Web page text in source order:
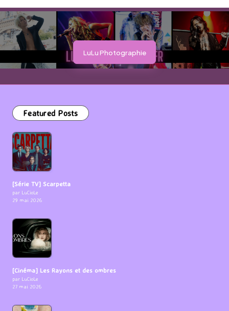
LuLu Photographie
Featured Posts
[Série TV] Scarpetta
par LuCioLe
29 mai 2026
[Cinéma] Les Rayons et des ombres
par LuCioLe
27 mai 2026